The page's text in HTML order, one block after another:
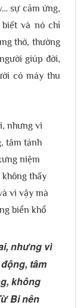
sự cảm ứng,
và nó chỉ
thờ, thường
giúp đời,
có máy thu
nhưng vì
tâm
không
Bi nên